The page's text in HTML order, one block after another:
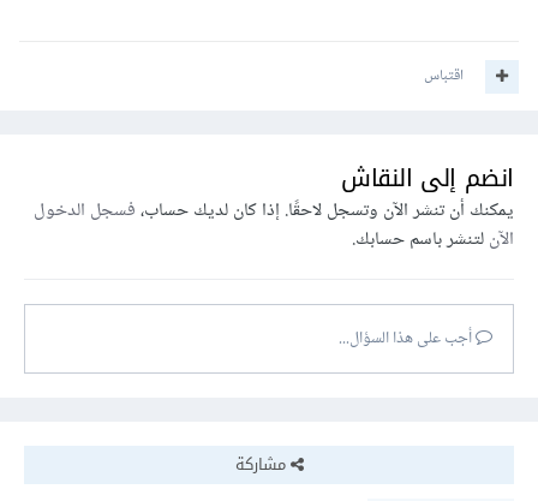
اقتباس
انضم إلى النقاش
يمكنك أن تنشر الآن وتسجل لاحقًا. إذا كان لديك حساب،فسجل الدخول
الآنلتنشر باسم حسابك.
أجب على هذا السؤال...
مشاركة